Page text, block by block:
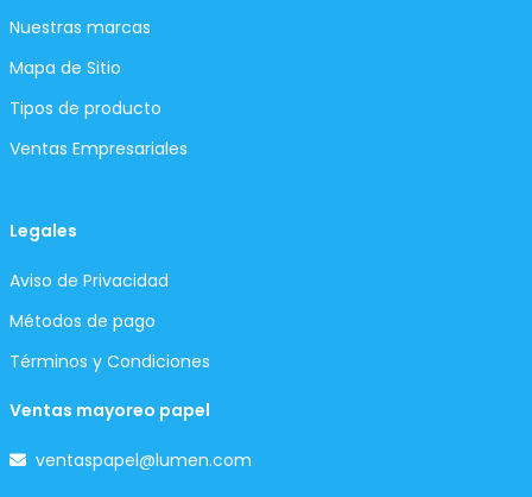
Nuestras marcas
Mapa de Sitio
Tipos de producto
Ventas Empresariales
Legales
Aviso de Privacidad
Métodos de pago
Términos y Condiciones
Ventas mayoreo papel
ventaspapel@lumen.com